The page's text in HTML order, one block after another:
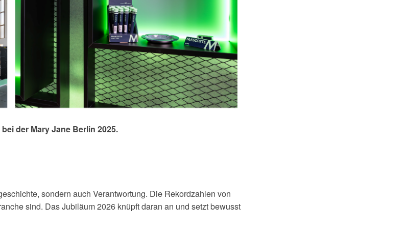
bei der Mary Jane Berlin 2025.
sondern auch Verantwortung. Die Rekordzahlen von
sind. Das Jubiläum 2026 knüpft daran an und setzt bewusst